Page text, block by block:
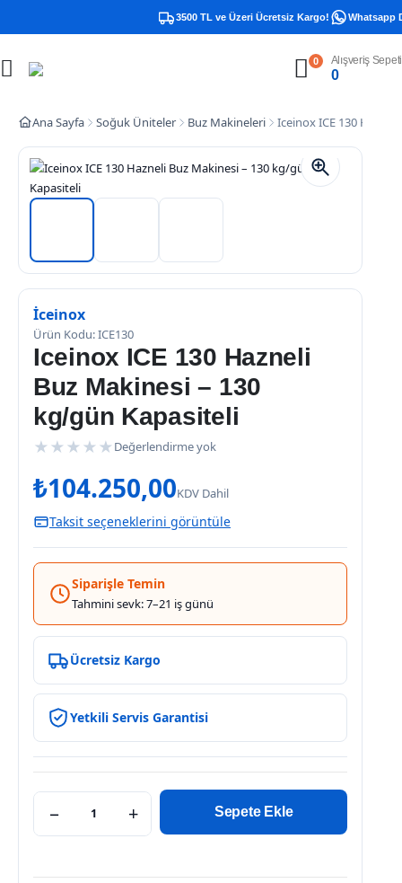
3500 TL ve Üzeri Ücretsiz Kargo! Whatsapp
0 Alışveriş Sepeti
0
Ana Sayfa Soğuk Üniteler Buz Makineleri Iceinox ICE 130
İceinox
Ürün Kodu: ICE130
Iceinox ICE 130 Hazneli
Buz Makinesi – 130
kg/gün Kapasiteli
★ ★ ★ ★ ★ Değerlendirme yok
₺104.250,00KDV Dahil
Taksit seçeneklerini görüntüle
Siparişle Temin
Tahmini sevk: 7–21 iş günü
Ücretsiz Kargo
Yetkili Servis Garantisi
− + Sepete Ekle